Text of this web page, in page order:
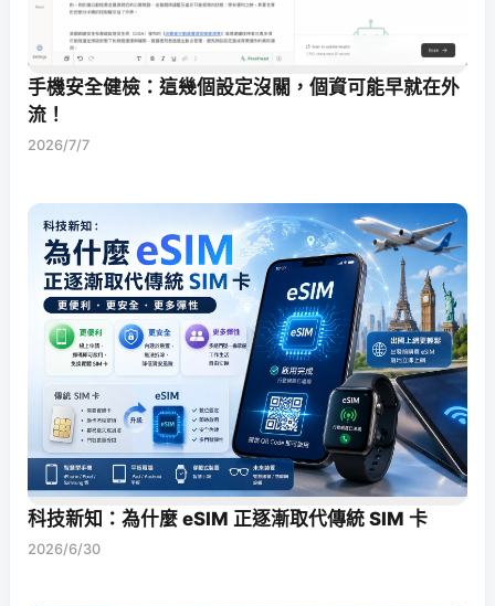
手機安全健檢：這幾個設定沒關，個資可能早就在外
流！
2026/7/7
科技新知：為什麼 eSIM 正逐漸取代傳統 SIM 卡
2026/6/30